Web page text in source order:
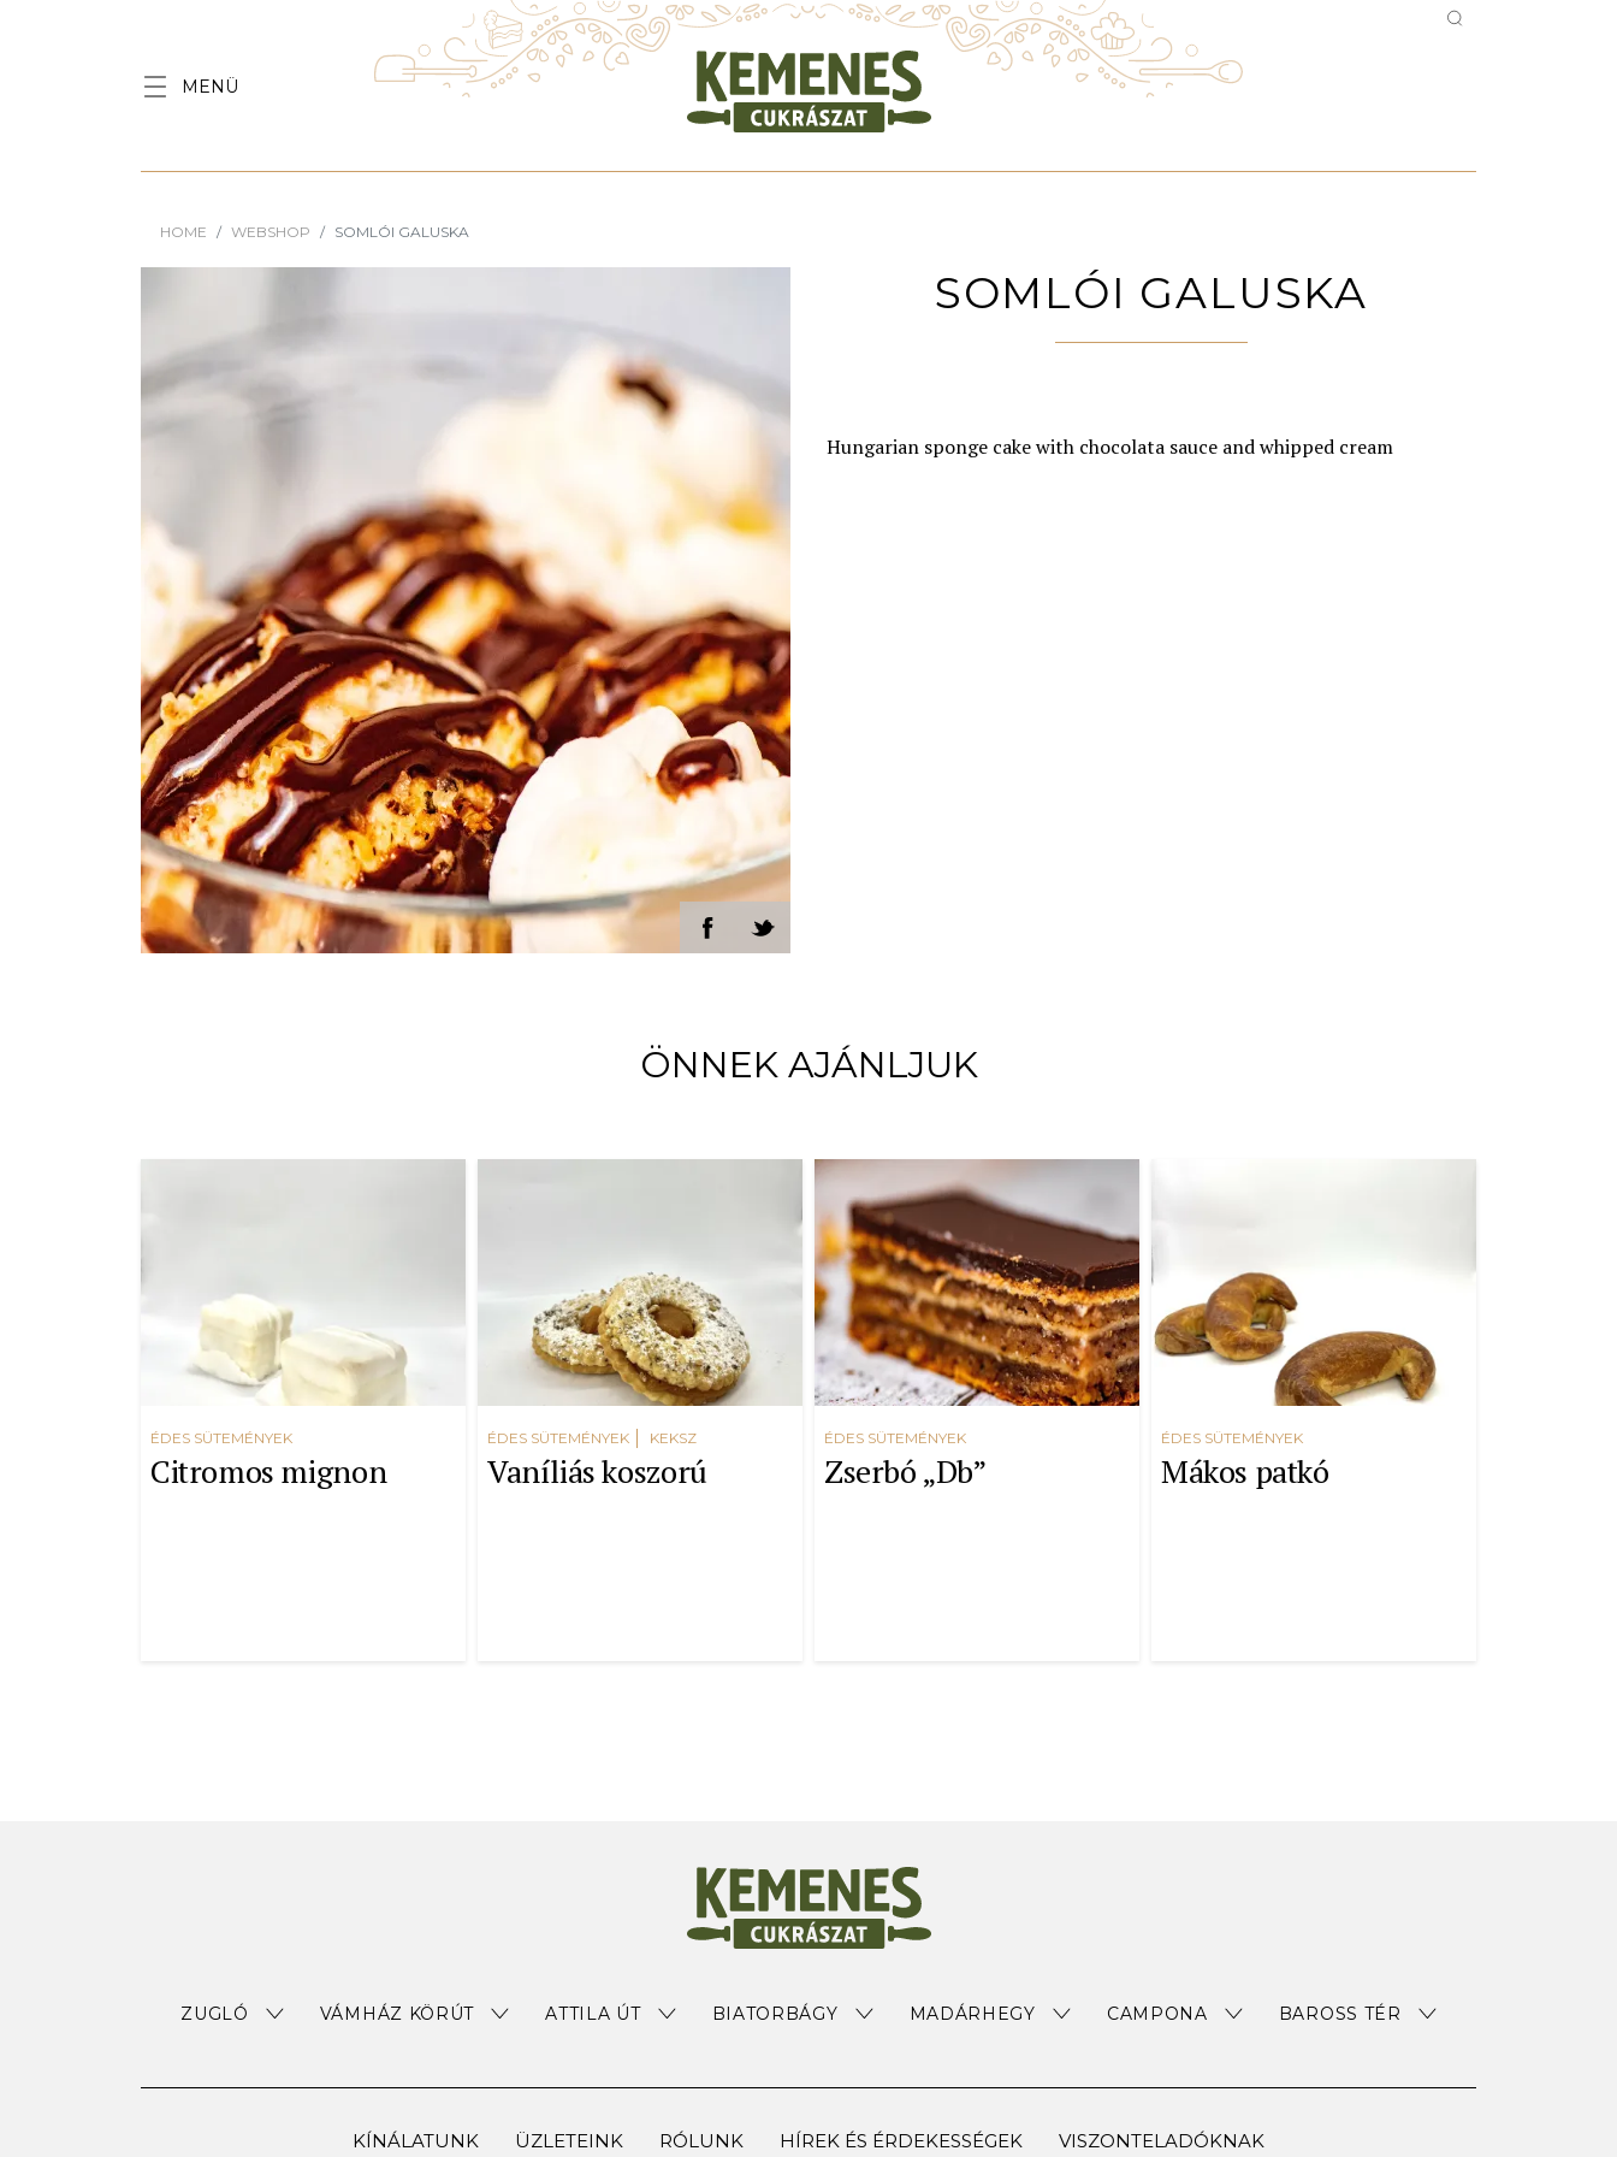
MENÜ
HOME WEBSHOP SOMLÓI GALUSKA
SOMLÓI GALUSKA
Hungarian sponge cake with chocolata sauce and whipped cream
ÖNNEK AJÁNLJUK
ÉDES SÜTEMÉNYEK
Citromos mignon
ÉDES SÜTEMÉNYEK KEKSZ
Vaníliás koszorú
ÉDES SÜTEMÉNYEK
Zserbó „Db”
ÉDES SÜTEMÉNYEK
Mákos patkó
ZUGLÓ VÁMHÁZ KÖRÚT ATTILA ÚT BIATORBÁGY MADÁRHEGY CAMPONA BAROSS TÉR
KÍNÁLATUNK ÜZLETEINK RÓLUNK HÍREK ÉS ÉRDEKESSÉGEK VISZONTELADÓKNAK